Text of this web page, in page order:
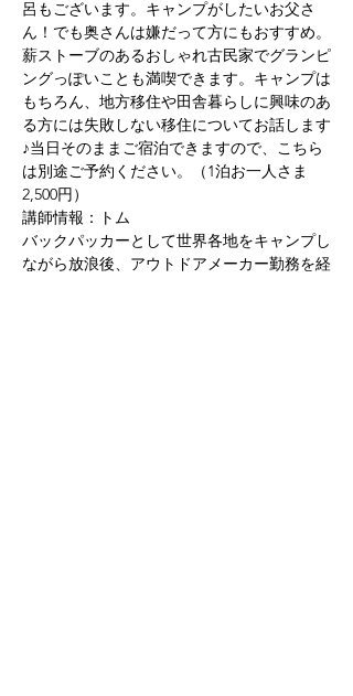
呂もございます。キャンプがしたいお父さ
ん！でも奥さんは嫌だって方にもおすすめ。
薪ストーブのあるおしゃれ古民家でグランピ
ングっぽいことも満喫できます。キャンプは
もちろん、地方移住や田舎暮らしに興味のあ
る方には失敗しない移住についてお話します
♪当日そのままご宿泊できますので、こちら
は別途ご予約ください。（1泊お一人さま
2,500円）
講師情報：トム
バックパッカーとして世界各地をキャンプし
ながら放浪後、アウトドアメーカー勤務を経